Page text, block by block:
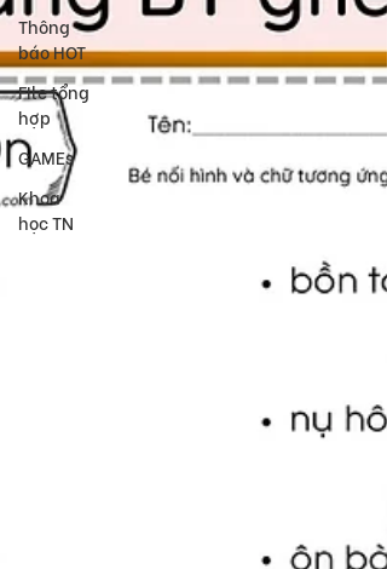
Thông
báo HOT
FIle tổng
hợp
GAMEs
Khoa
học TN